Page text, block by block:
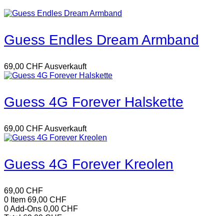
Guess Endles Dream Armband
69,00 CHFAusverkauft
Guess 4G Forever Halskette
69,00 CHFAusverkauft
Guess 4G Forever Kreolen
69,00 CHF
0 Item 69,00 CHF
0Add-Ons 0,00 CHF